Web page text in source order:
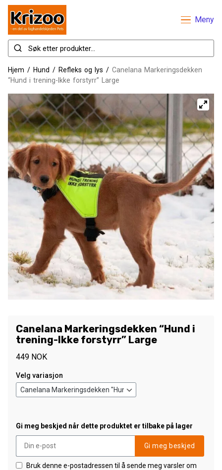
Meny
Hjem / Hund / Refleks og lys / Canelana Markeringsdekken
“Hund i trening-Ikke forstyrr” Large
Canelana Markeringsdekken “Hund i
trening-Ikke forstyrr” Large
449 NOK
Velg variasjon
Gi meg beskjed når dette produktet er tilbake på lager
Gi meg beskjed
Bruk denne e-postadressen til å sende meg varsler om